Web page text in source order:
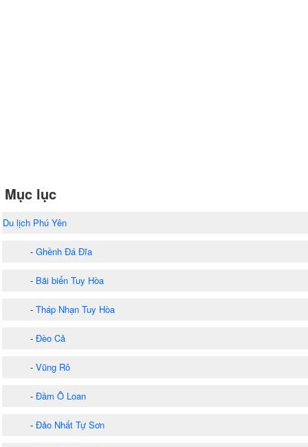
Mục lục
Du lịch Phú Yên
- Ghềnh Đá Đĩa
- Bãi biển Tuy Hòa
- Tháp Nhạn Tuy Hòa
- Đèo Cả
- Vũng Rô
- Đầm Ô Loan
- Đảo Nhất Tự Sơn